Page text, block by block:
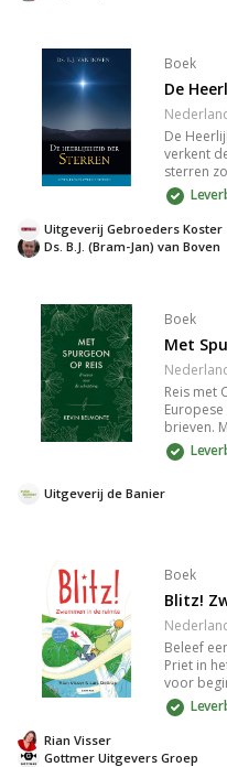
Boek
De
De
verkent
sterren
boek
tonen,
Gods
Ds. B.J. (Bram-Jan) van Boven
Uitgeverij Gebroeders Koster
Boek
Met
Reis met
brieven.
biedt
van de
tijdens
door
Uitgeverij de Banier
Boek
Blitz!
Beleef
Priet in
voor
en Lars
humor
kinderen.
Gottmer Uitgevers Groep
Rian Visser